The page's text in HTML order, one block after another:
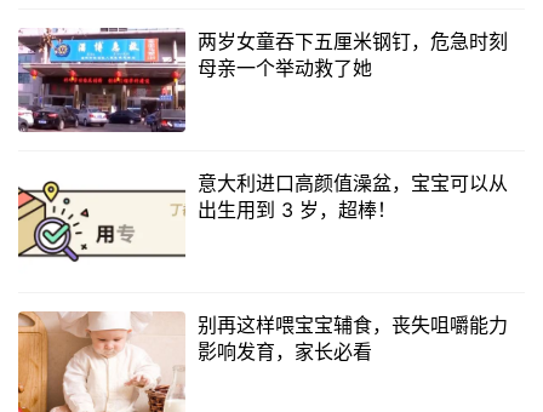
两岁女童吞下五厘米钢钉，危急时刻
母亲一个举动救了她
意大利进口高颜值澡盆，宝宝可以从
出生用到 3 岁，超棒！
别再这样喂宝宝辅食，丧失咀嚼能力
影响发育，家长必看